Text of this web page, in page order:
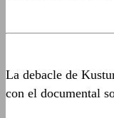
La debacle de
con el documental